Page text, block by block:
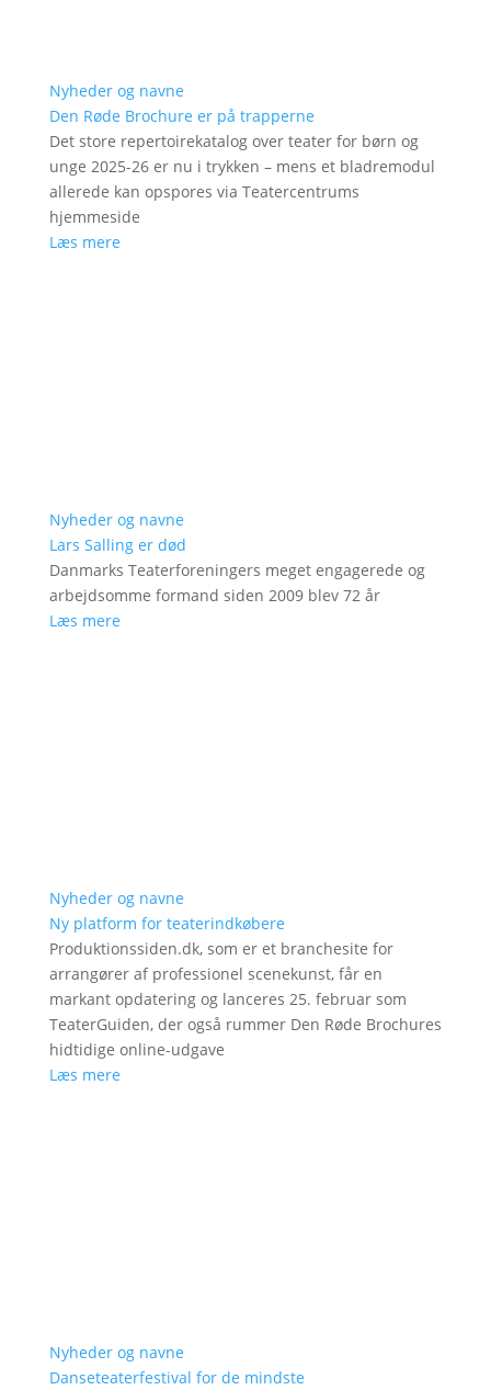
Nyheder og navne
Den Røde Brochure er på trapperne
Det store repertoirekatalog over teater for børn og
unge 2025-26 er nu i trykken – mens et bladremodul
allerede kan opspores via Teatercentrums
hjemmeside
Læs mere
Nyheder og navne
Lars Salling er død
Danmarks Teaterforeningers meget engagerede og
arbejdsomme formand siden 2009 blev 72 år
Læs mere
Nyheder og navne
Ny platform for teaterindkøbere
Produktionssiden.dk, som er et branchesite for
arrangører af professionel scenekunst, får en
markant opdatering og lanceres 25. februar som
TeaterGuiden, der også rummer Den Røde Brochures
hidtidige online-udgave
Læs mere
Nyheder og navne
Danseteaterfestival for de mindste